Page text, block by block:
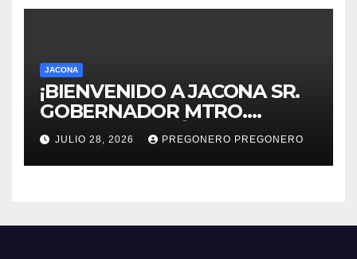
JACONA
¡BIENVENIDO A JACONA SR.
GOBERNADOR MTRO.
ALFREDO RAMÍREZ
BEDOLLA!
JULIO 28, 2026 PREGONERO PREGONERO